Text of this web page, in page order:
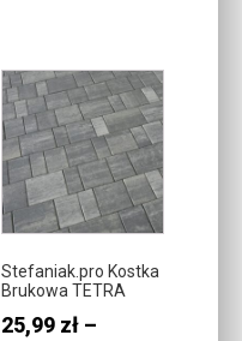
Stefaniak.pro Kostka
Brukowa TETRA
25,99 zł –
Ten
produkt
ma
wiele
wariantów.
Opcje
można
wybrać
na